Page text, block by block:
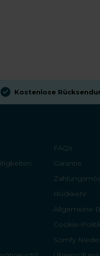
Kostenlose
FAQs
Garantie
Rückkehr
Allgemeine
Cookie-
Somfy